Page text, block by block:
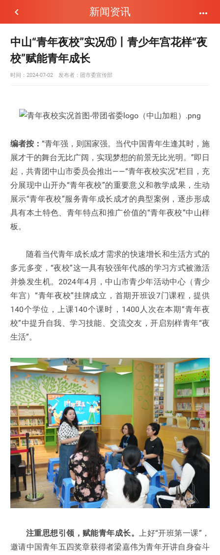
 新闻资讯 
中山“青年夜校”实况⑪丨青少年宫花样“夜
校”赋能青年成长
时间：2024-07-02 发布者： 团市委宣传部
编者按： “青年强，则国家强。当代中国青年生逢其时，施
展才干的舞台无比广阔，实现梦想的前景无比光明。”即日
起，共青团中山市委员会推出——“青年夜校实况”栏目，充
分展现中山开办“青年夜校”的重要意义和教学成果，生动
展示“青年夜校”服务青年成长成才的典型案例，逐步形成
具有本土特色、青年特点和推广价值的“青年夜校”中山样
板。
随着当代青年成长成才需求的快速增长和生活方式的
多元多变，“夜校”这一具有较强年代感的学习方式被激活
并焕发生机。2024年4月，中山市青少年活动中心（青少
年宫）“青年夜校”挂牌成立，首期开班设7门课程，提供
140个学位，上课140个课时，1400人次在本期“青年夜
校”中提升自我、学习技能、交流交友，开启别样青年“夜
生活”。
注重思想引领，赋能青年成长。
上好“开班第一课”，
邀请中国青年五四奖章获得者梁嘉伟为青年开讲自身奋斗